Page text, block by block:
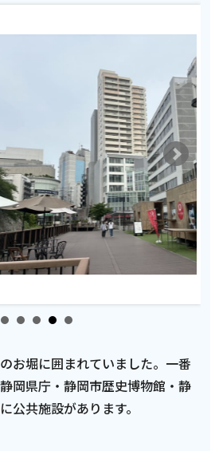
お堀に囲まれていました。一番
岡県庁・静岡市歴史博物館・静
公共施設があります。